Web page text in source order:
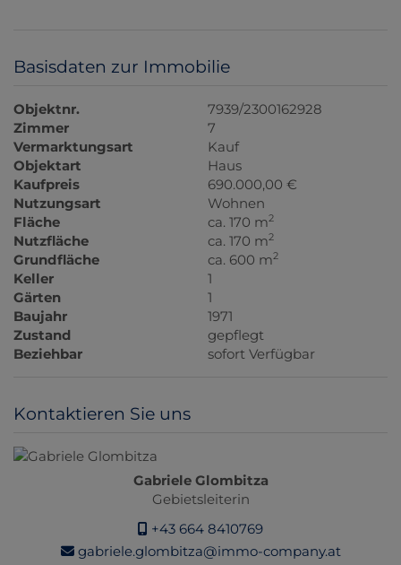
Basisdaten zur Immobilie
Objektnr.
7939/2300162928
Zimmer
7
Vermarktungsart
Kauf
Objektart
Haus
Kaufpreis
690.000,00 €
Nutzungsart
Wohnen
Fläche
ca. 170 m2
Nutzfläche ca. 170 m2
Grundfläche ca. 600 m2
Keller
1
Gärten
1
Baujahr
1971
Zustand
gepflegt
Beziehbar
sofort Verfügbar
Kontaktieren Sie uns
Gabriele Glombitza
Gebietsleiterin
+43 664 8410769
gabriele.glombitza@immo-company.at